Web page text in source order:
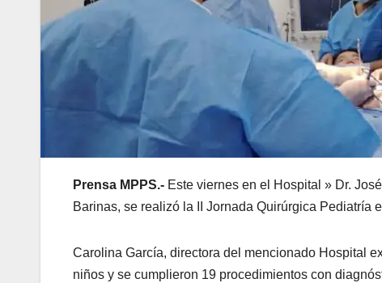
Prensa MPPS.- Este viernes en el Hospital » Dr.
Barinas, se realizó la II Jornada Quirúrgica Pediatría
Carolina García, directora del mencionado Hospital
niños y se cumplieron 19 procedimientos con